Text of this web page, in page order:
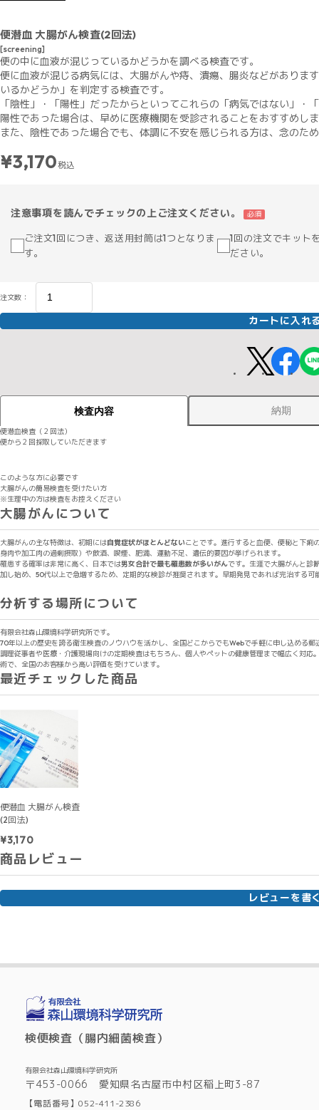
便潜血 大腸がん検査(2回法)
[screening]
便の中に血液が混じっているかどうかを調べる検査です。
便に血液が混じる病気には、大腸がんや痔、潰瘍、腸炎などがありま
いるかどうか」を判定する検査です。
「陰性」・「陽性」だったからといってこれらの「病気ではない」・
陽性であった場合は、早めに医療機関を受診されることをおすすめし
また、陰性であった場合でも、体調に不安を感じられる方は、念のた
¥3,170税込
注意事項を読んでチェックの上ご注文ください。 必須
ご注文1回につき、返送用封筒は1つとなりま
す。
1回の注文でキット
ださい。
注文数：
カートに入れ
検査内容 納期
便潜血検査（２回法）
便から２回採取していただきます
このような方に必要です
大腸がんの簡易検査を受けたい方
※生理中の方は検査をお控えください
大腸がんについて
大腸がんの主な特徴は、初期には自覚症状がほとんどないことです。進行すると血便、便秘と下痢
身肉や加工肉の過剰摂取）や飲酒、喫煙、肥満、運動不足、遺伝的要因が挙げられます。
罹患する確率は非常に高く、日本では男女合計で最も罹患数が多いがんです。生涯で大腸がんと診
加し始め、50代以上で急増するため、定期的な検診が推奨されます。早期発見であれば完治する可
分析する場所について
有限会社森山環境科学研究所です。
70年以上の歴史を誇る衛生検査のノウハウを活かし、全国どこからでもWebで手軽に申し込める
調理従事者や医療・介護現場向けの定期検査はもちろん、個人やペットの健康管理まで幅広く対
術で、全国のお客様から高い評価を受けています。
最近チェックした商品
便潜血 大腸がん検査
(2回法)
¥3,170
商品レビュー
レビューを書
検便検査（腸内細菌検査）
有限会社森山環境科学研究所
〒453-0066 愛知県名古屋市中村区稲上町3-87
【電話番号】052-411-2386